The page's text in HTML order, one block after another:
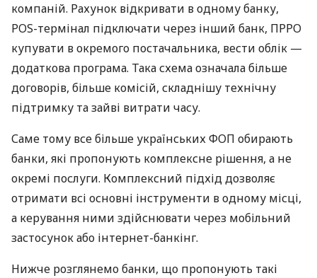
компаній. Рахунок відкривати в одному банку,
POS-термінал підключати через інший банк, ПРРО
купувати в окремого постачальника, вести облік —
додаткова програма. Така схема означала більше
договорів, більше комісій, складнішу технічну
підтримку та зайві витрати часу.
Саме тому все більше українських ФОП обирають
банки, які пропонують комплексне рішення, а не
окремі послуги. Комплексний підхід дозволяє
отримати всі основні інструменти в одному місці,
а керування ними здійснювати через мобільний
застосунок або інтернет-банкінг.
Нижче розглянемо банки, що пропонують такі